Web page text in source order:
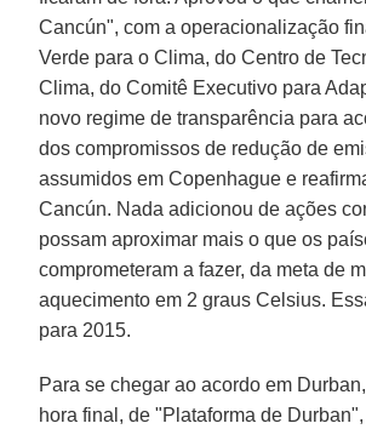
Cancún", com a operacionalização
Verde para o Clima, do Centro de
Clima, do Comitê Executivo para
novo regime de transparência para
dos compromissos de redução de
assumidos em Copenhague e
Cancún. Nada adicionou de ações
possam aproximar mais o que os
comprometeram a fazer, da meta de
aquecimento em 2 graus Celsius.
para 2015.
Para se chegar ao acordo em
hora final, de "Plataforma de